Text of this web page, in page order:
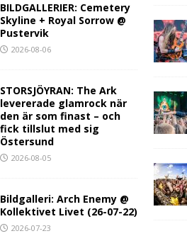
BILDGALLERIER: Cemetery
Skyline + Royal Sorrow @
Pustervik
2026-08-06
STORSJÖYRAN: The Ark
levererade glamrock när
den är som finast – och
fick tillslut med sig
Östersund
2026-08-05
Bildgalleri: Arch Enemy @
Kollektivet Livet (26-07-22)
2026-07-23